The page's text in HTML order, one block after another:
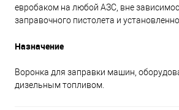
евробаком на любой АЗС, вне
заправочного пистолета и
Назначение
Воронка для заправки машин,
дизельным топливом.